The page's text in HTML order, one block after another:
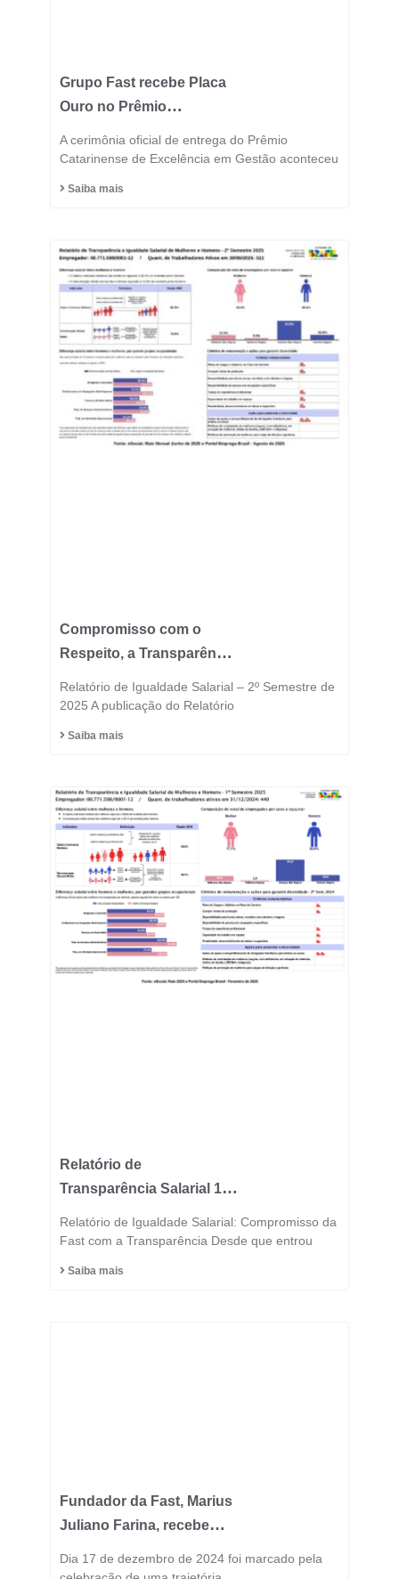
Grupo Fast recebe Placa
Ouro no Prêmio
Excelência 2025 e
A cerimônia oficial de entrega do Prêmio
Catarinense de Excelência em Gestão aconteceu
Saiba mais
Compromisso com o
Respeito, a Transparência
DNA do Grupo Fast
Relatório de Igualdade Salarial – 2º Semestre de
2025 A publicação do Relatório
Saiba mais
Relatório de
Transparência Salarial 1º
Relatório de Igualdade Salarial: Compromisso da
Fast com a Transparência Desde que entrou
Saiba mais
Fundador da Fast, Marius
Juliano Farina, recebe
Honorário do Município
Dia 17 de dezembro de 2024 foi marcado pela